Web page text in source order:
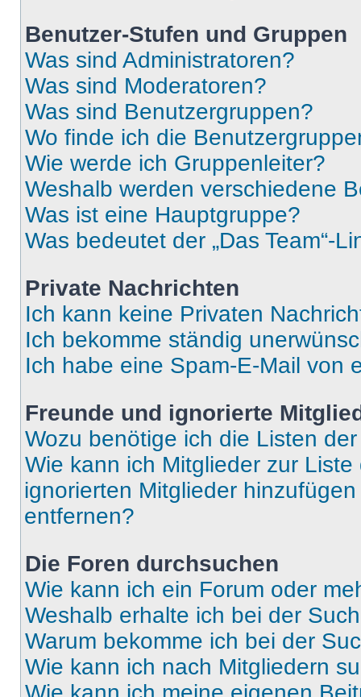
Benutzer-Stufen und Gruppen
Was sind Administratoren?
Was sind Moderatoren?
Was sind Benutzergruppen?
Wo finde ich die
Wie werde ich Gruppenleiter?
Weshalb werden verschiedene
Was ist eine Hauptgruppe?
Was bedeutet der „Das Team“-
Private Nachrichten
Ich kann keine Privaten
Ich bekomme ständig
Ich habe eine Spam-E-Mail von
Freunde und ignorierte
Wozu benötige ich die Listen
Wie kann ich Mitglieder zur
ignorierten Mitglieder
entfernen?
Die Foren durchsuchen
Wie kann ich ein Forum oder
Weshalb erhalte ich bei der
Warum bekomme ich bei der
Wie kann ich nach Mitgliedern